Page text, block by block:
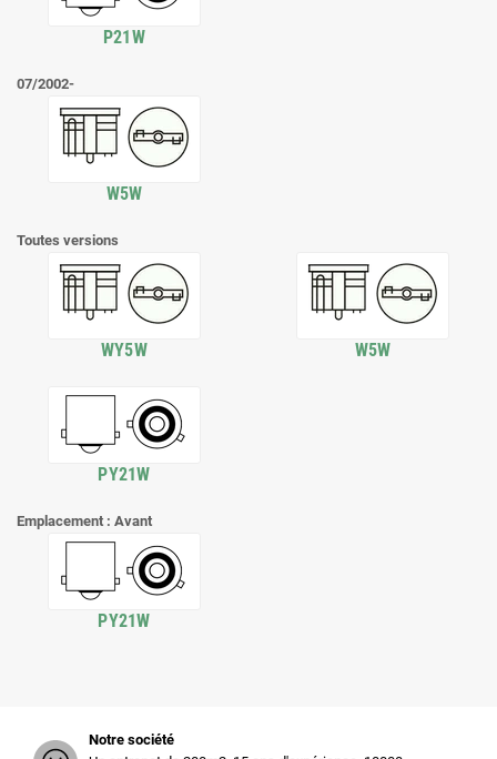
P21W
07/2002-
W5W
Toutes versions
WY5W W5W
PY21W
Emplacement : Avant
PY21W
Notre société